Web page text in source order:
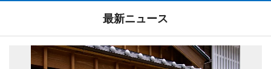
最新ニュース